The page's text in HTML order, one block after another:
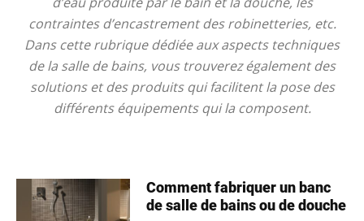
contraintes d’encastrement des robinetteries, etc.
Dans cette rubrique dédiée aux aspects techniques
de la salle de bains, vous trouverez également des
solutions et des produits qui facilitent la pose des
différents équipements qui la composent.
Comment fabriquer un banc
de salle de bains ou de douche